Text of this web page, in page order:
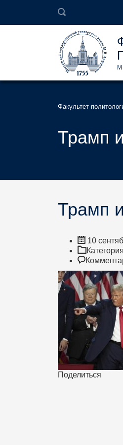
Факультет
Трамп
Трамп
10
Поделиться